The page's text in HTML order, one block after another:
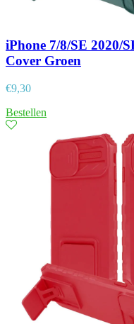
iPhone 7/8/SE 2020/
Cover Groen
€9,30
Bestellen